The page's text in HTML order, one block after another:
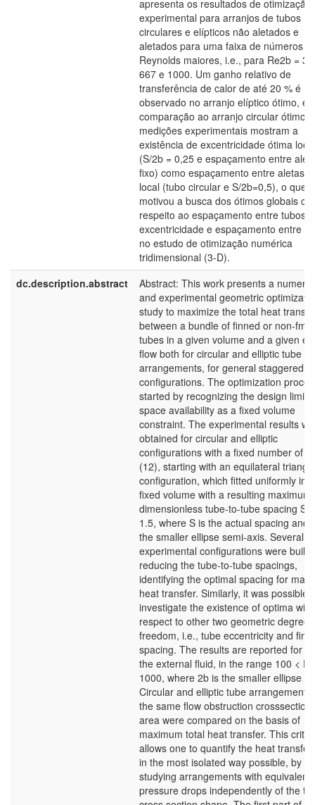
apresenta os resultados de otimização
experimental para arranjos de tubos
circulares e elípticos não aletados e
aletados para uma faixa de números
Reynolds maiores, i.e., para Re2b =
667 e 1000. Um ganho relativo de
transferência de calor de até 20 % é
observado no arranjo elíptico ótimo,
comparação ao arranjo circular ótimo.
medições experimentais mostram a
existência de excentricidade ótima local
(S/2b = 0,25 e espaçamento entre
fixo) como espaçamento entre aletas
local (tubo circular e S/2b=0,5), o que
motivou a busca dos ótimos globais
respeito ao espaçamento entre tubos,
excentricidade e espaçamento entre
no estudo de otimização numérica
tridimensional (3-D).
dc.description.abstract
Abstract: This work presents a
and experimental geometric
study to maximize the total heat
between a bundle of finned or non-
tubes in a given volume and a given
flow both for circular and elliptic tube
arrangements, for general staggered
configurations. The optimization
started by recognizing the design
space availability as a fixed volume
constraint. The experimental results
obtained for circular and elliptic
configurations with a fixed number of
(12), starting with an equilateral triangle
configuration, which fitted uniformly
fixed volume with a resulting maximum
dimensionless tube-to-tube spacing S/
1.5, where S is the actual spacing and
the smaller ellipse semi-axis. Several
experimental configurations were built
reducing the tube-to-tube spacings,
identifying the optimal spacing for
heat transfer. Similarly, it was possible
investigate the existence of optima with
respect to other two geometric
freedom, i.e., tube eccentricity and fin-
spacing. The results are reported for
the external fluid, in the range 100 <
1000, where 2b is the smaller ellipse
Circular and elliptic tube arrangements
the same flow obstruction
area were compared on the basis of
maximum total heat transfer. This
allows one to quantify the heat transfer
in the most isolated way possible, by
studying arrangements with equivalent
pressure drops independently of the